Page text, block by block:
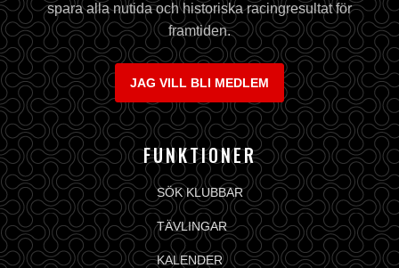
spara alla nutida och historiska racingresultat för
framtiden.
JAG VILL BLI MEDLEM
FUNKTIONER
SÖK KLUBBAR
TÄVLINGAR
KALENDER